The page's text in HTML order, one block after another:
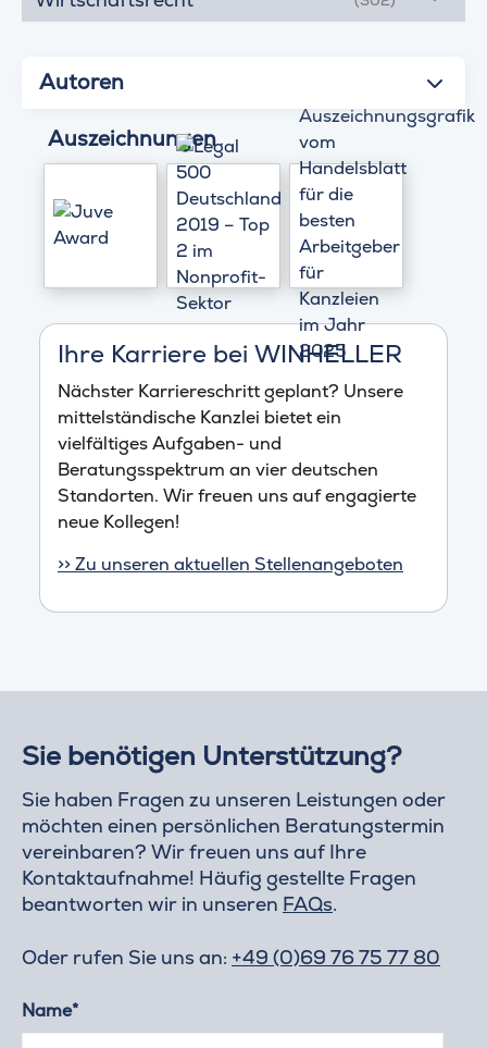
Autoren
Auszeichnungen
Ihre Karriere bei WINHELLER
Nächster Karriereschritt geplant? Unsere
mittelständische Kanzlei bietet ein
vielfältiges Aufgaben- und
Beratungsspektrum an vier deutschen
Standorten. Wir freuen uns auf engagierte
neue Kollegen!
>> Zu unseren aktuellen Stellenangeboten
Sie benötigen Unterstützung?
Sie haben Fragen zu unseren Leistungen oder
möchten einen persönlichen Beratungstermin
vereinbaren? Wir freuen uns auf Ihre
Kontaktaufnahme! Häufig gestellte Fragen
beantworten wir in unseren FAQs.
Oder rufen Sie uns an: +49 (0)69 76 75 77 80
Name*